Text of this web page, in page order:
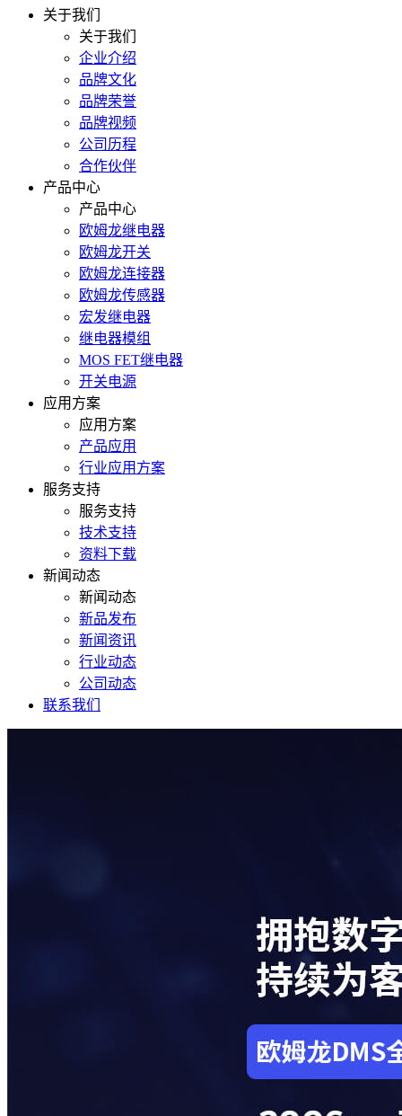
关于我们
关于我们
企业介绍
品牌文化
品牌荣誉
品牌视频
公司历程
合作伙伴
产品中心
产品中心
欧姆龙继电器
欧姆龙开关
欧姆龙连接器
欧姆龙传感器
宏发继电器
继电器模组
MOS FET继电器
开关电源
应用方案
应用方案
产品应用
行业应用方案
服务支持
服务支持
技术支持
资料下载
新闻动态
新闻动态
新品发布
新闻资讯
行业动态
公司动态
联系我们